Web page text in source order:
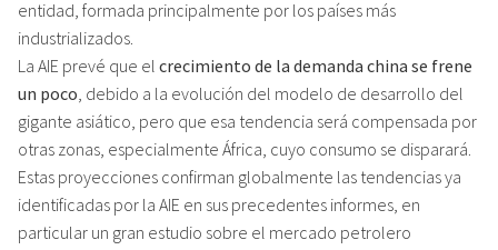
entidad, formada principalmente por los países más
industrializados.
La AIE prevé que el crecimiento de la demanda china se frene
un poco , debido a la evolución del modelo de desarrollo del
gigante asiático, pero que esa tendencia será compensada por
otras zonas, especialmente África, cuyo consumo se disparará.
Estas proyecciones confirman globalmente las tendencias ya
identificadas por la AIE en sus precedentes informes, en
particular un gran estudio sobre el mercado petrolero